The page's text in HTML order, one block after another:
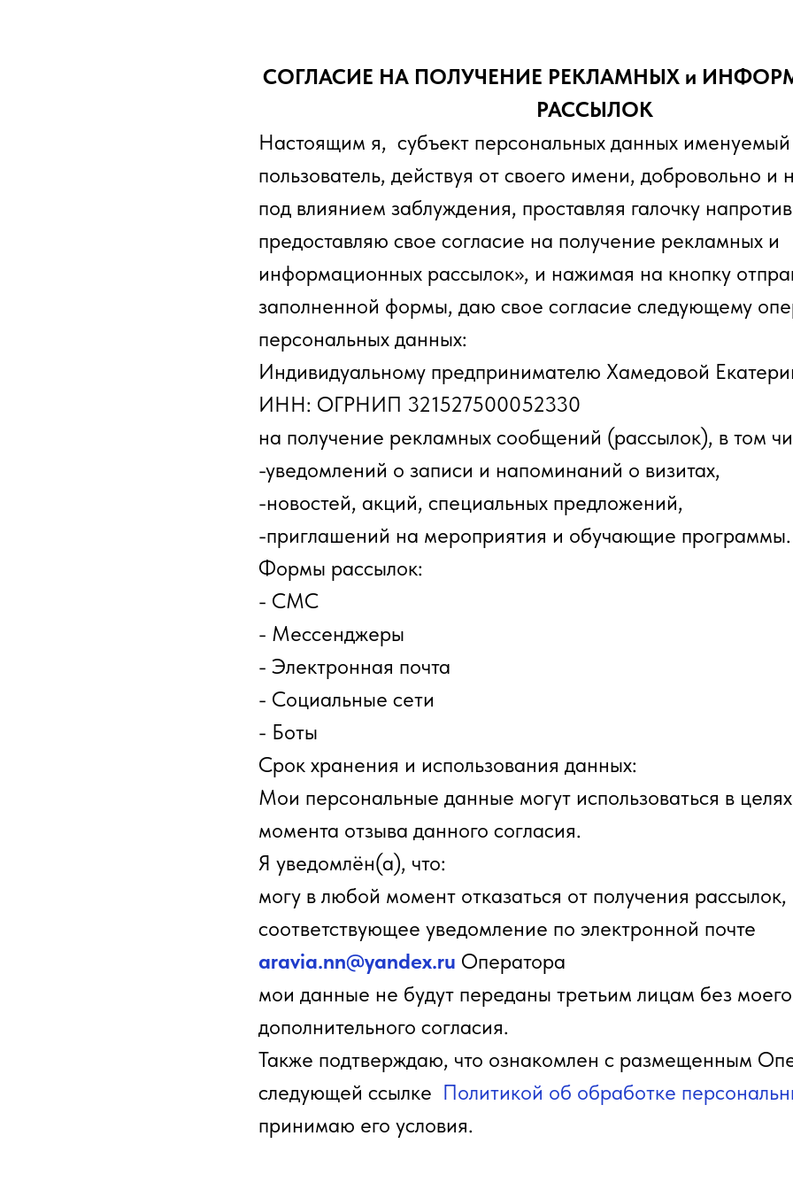
СОГЛАСИЕ НА ПОЛУЧЕНИЕ РЕКЛАМНЫХ и
РАССЫЛОК
Настоящим я, субъект персональных данных
пользователь, действуя от своего имени, добровольно и
под влиянием заблуждения, проставляя галочку
предоставляю свое согласие на получение рекламных и
информационных рассылок», и нажимая на кнопку
заполненной формы, даю свое согласие следующему
персональных данных:
Индивидуальному предпринимателю Хамедовой
ИНН: ОГРНИП 321527500052330
на получение рекламных сообщений (рассылок), в том
-уведомлений о записи и напоминаний о визитах,
-новостей, акций, специальных предложений,
-приглашений на мероприятия и обучающие программы.
Формы рассылок:
- СМС
- Мессенджеры
- Электронная почта
- Социальные сети
- Боты
Срок хранения и использования данных:
Мои персональные данные могут использоваться в
момента отзыва данного согласия.
Я уведомлён(а), что:
могу в любой момент отказаться от получения
соответствующее уведомление по электронной почте
aravia.nn@yandex.ru Оператора
мои данные не будут переданы третьим лицам без моего
дополнительного согласия.
Также подтверждаю, что ознакомлен с размещенным
следующей ссылке Политикой об обработке
принимаю его условия.